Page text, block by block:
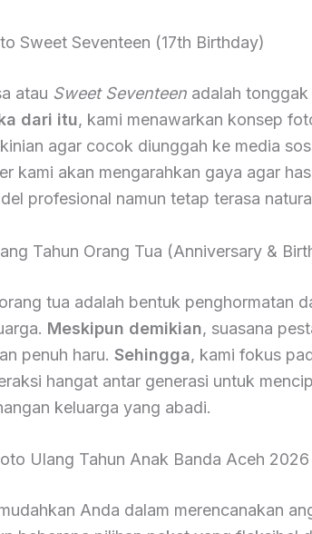
Sweet Seventeen (17th Birthday)
atau Sweet Seventeenadalah tonggak
dari itu, kami menawarkan konsep
agar cocok diunggah ke media
kami akan mengarahkan gaya agar
profesional namun tetap terasa
Tahun Orang Tua (Anniversary &
tua adalah bentuk penghormatan
Meskipun demikian, suasana
penuh haru. Sehingga, kami fokus
hangat antar generasi untuk
keluarga yang abadi.
Ulang Tahun Anak Banda Aceh 2026
Anda dalam merencanakan